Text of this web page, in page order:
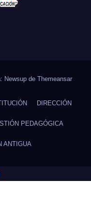
Newsup de Themeansar
DIRECCIÓN
PEDAGÓGICA
ANTIGUA